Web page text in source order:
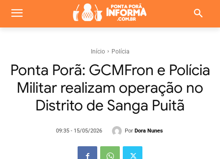
Início Polícia
Ponta Porã: GCMFron e Polícia
Militar realizam operação no
Distrito de Sanga Puitã
09:35 - 15/05/2026 Por Dora Nunes